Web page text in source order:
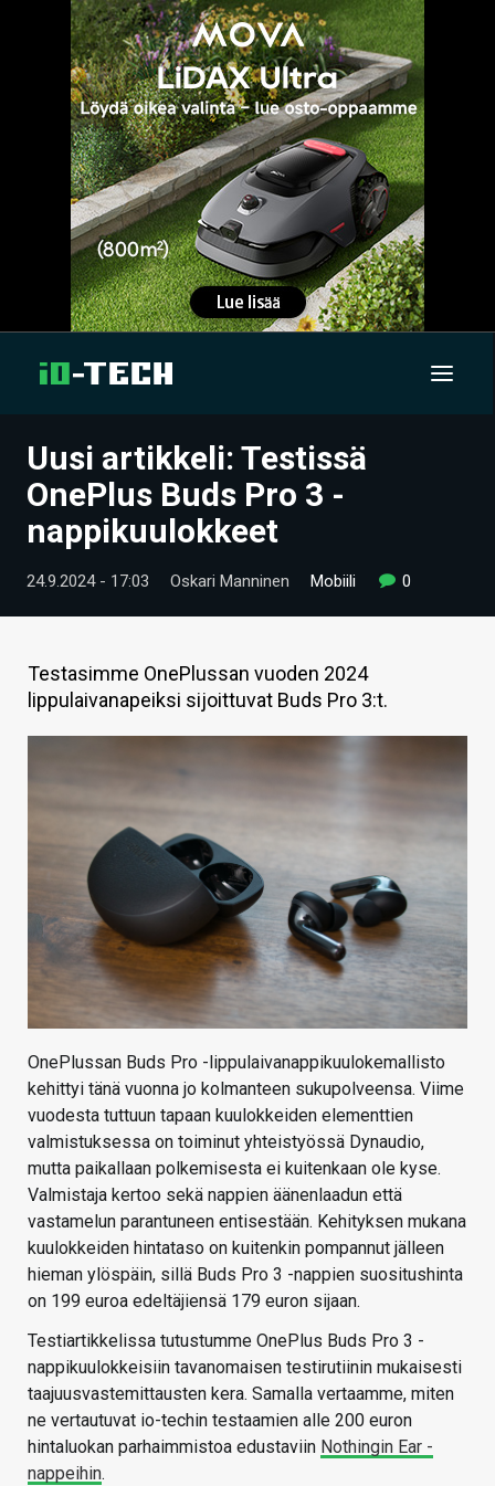
UUTISET
ARTIKKELIT
VIDEOT
TECHBBS
TIETOA
HINTA.FI
HAKU
Uusi artikkeli: Testissä
OnePlus Buds Pro 3 -
nappikuulokkeet
24.9.2024 - 17:03 Oskari Manninen Mobiili 0
Testasimme OnePlussan vuoden 2024
lippulaivanapeiksi sijoittuvat Buds Pro 3:t.
OnePlussan Buds Pro -lippulaivanappikuulokemallisto
kehittyi tänä vuonna jo kolmanteen sukupolveensa. Viime
vuodesta tuttuun tapaan kuulokkeiden elementtien
valmistuksessa on toiminut yhteistyössä Dynaudio,
mutta paikallaan polkemisesta ei kuitenkaan ole kyse.
Valmistaja kertoo sekä nappien äänenlaadun että
vastamelun parantuneen entisestään. Kehityksen mukana
kuulokkeiden hintataso on kuitenkin pompannut jälleen
hieman ylöspäin, sillä Buds Pro 3 -nappien suositushinta
on 199 euroa edeltäjiensä 179 euron sijaan.
Testiartikkelissa tutustumme OnePlus Buds Pro 3 -
nappikuulokkeisiin tavanomaisen testirutiinin mukaisesti
taajuusvastemittausten kera. Samalla vertaamme, miten
ne vertautuvat io-techin testaamien alle 200 euron
hintaluokan parhaimmistoa edustaviin Nothingin Ear -
nappeihin.